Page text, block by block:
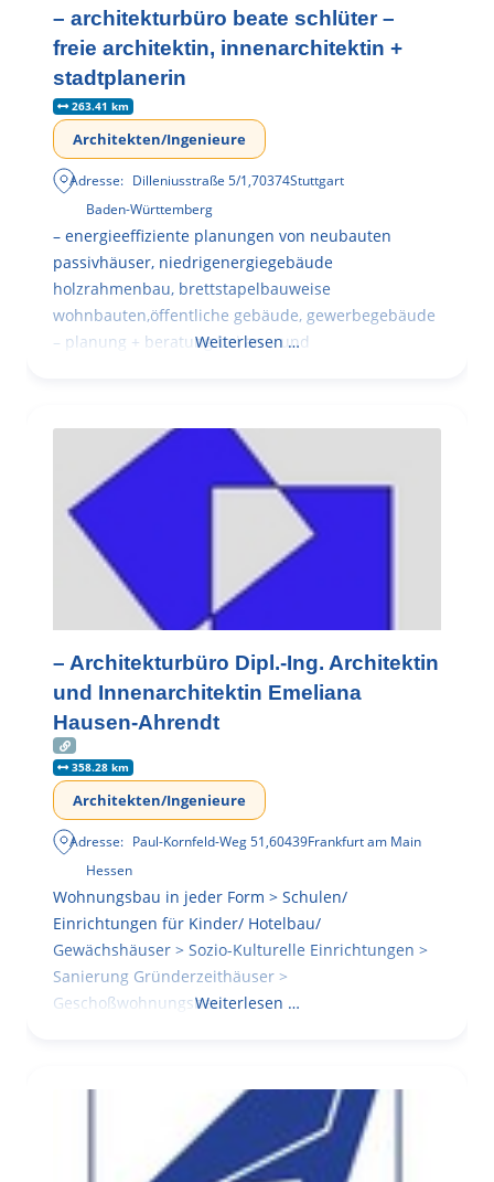
– architekturbüro beate schlüter –
freie architektin, innenarchitektin +
stadtplanerin
263.41 km
Architekten/Ingenieure
Adresse: Dilleniusstraße 5/1,70374Stuttgart
Baden-Württemberg
– energieeffiziente planungen von neubauten
passivhäuser, niedrigenergiegebäude
holzrahmenbau, brettstapelbauweise
wohnbauten,öffentliche gebäude, gewerbegebäude
– planung + beratung bei an – und
Weiterlesen …
– Architekturbüro Dipl.-Ing. Architektin
und Innenarchitektin Emeliana
Hausen-Ahrendt
358.28 km
Architekten/Ingenieure
Adresse: Paul-Kornfeld-Weg 51,60439Frankfurt am Main
Hessen
Wohnungsbau in jeder Form > Schulen/
Einrichtungen für Kinder/ Hotelbau/
Gewächshäuser > Sozio-Kulturelle Einrichtungen >
Sanierung Gründerzeithäuser >
GeschoßwohnungsbauWeiterlesen …